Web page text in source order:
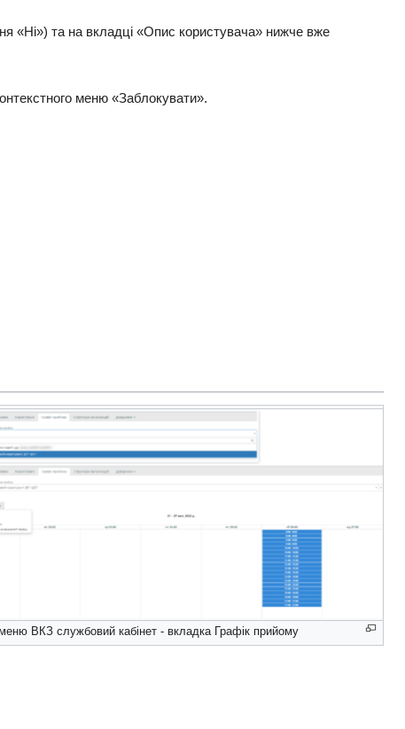
«Ні») та на вкладці «Опис користувача» нижче вже
меню «Заблокувати».
ВКЗ службовий кабінет - вкладка Графік прийому